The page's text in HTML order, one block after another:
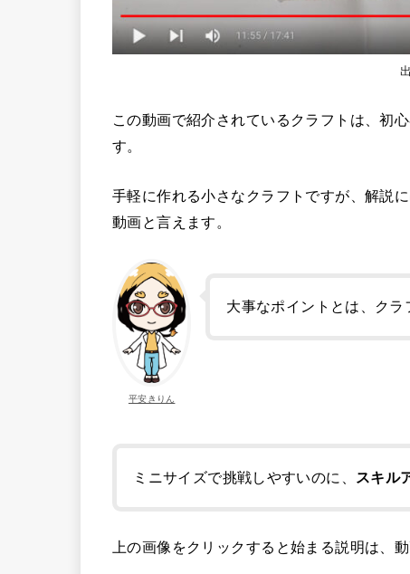
この動画で紹介されているクラフトは、初
す。
手軽に作れる小さなクラフトですが、解説
動画と言えます。
平安きりん
大事なポイントとは、クラ
ミニサイズで挑戦しやすいのに、 スキル
上の画像をクリックすると始まる説明は、